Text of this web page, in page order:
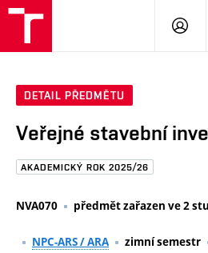
Brno
DETAIL PŘEDMĚTU
Veřejné stavební
AKADEMICKÝ ROK 2025/26
NVA070 předmět zařazen ve 2
NPC-ARS / ARA zimní semestr